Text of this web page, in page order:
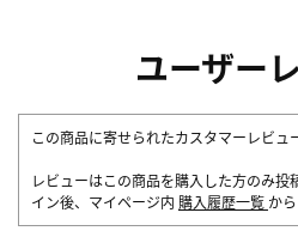
ユーザー
この商品に寄せられたカスタマーレビュ
レビューはこの商品を購入した方のみ
イン後、マイページ内 購入履歴一覧 か